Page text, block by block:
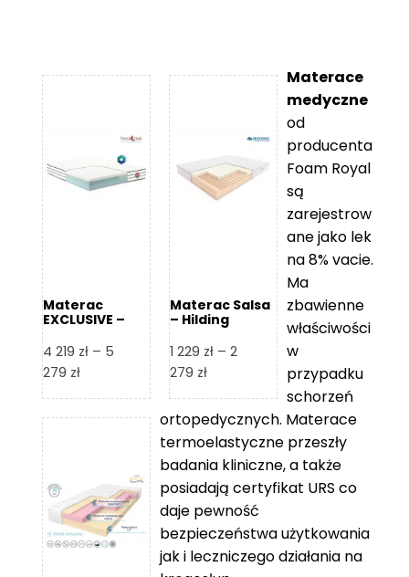
Materac
EXCLUSIVE –
4 219 zł – 5
279 złZakres
od
5
279 zł
Materac Salsa
– Hilding
1 229 zł – 2
279 złZakres
od
1
229 zł
2
279 zł
Materace
medyczne
od
producenta
Foam Royal
są
zarejestrow
ane jako lek
na 8% vacie.
Ma
zbawienne
właściwości
w
przypadku
schorzeń
ortopedycznych. Materace
termoelastyczne przeszły
badania kliniczne, a także
posiadają certyfikat URS co
daje pewność
bezpieczeństwa użytkowania
jak i leczniczego działania na